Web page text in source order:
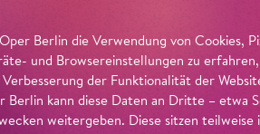
Berlin die Verwendung von Cookies,
und Browsereinstellungen zu
der Funktionalität der
kann diese Daten an Dritte – etwa
weitergeben. Diese sitzen teilweise